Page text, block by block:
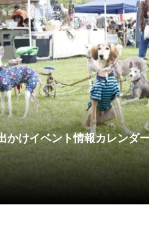
かけイベント情報カレンダ